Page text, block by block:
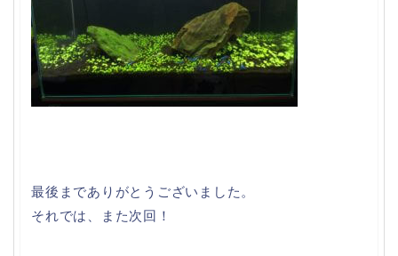
最後までありがとうございました。
それでは、また次回！